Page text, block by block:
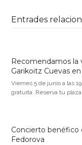
Entrades
Recomendamos la
Garikoitz Cuevas
Viernes 5 de junio a las
gratuita. Reserva tu
Concierto benéfico
Fedorova